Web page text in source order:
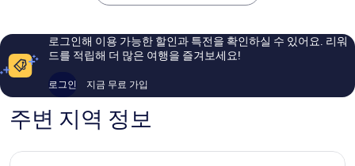
이
후
기
요,
이
로그인해 이용 가능한 할인과 특전을 확인하실 수 있어요. 리워
드를 적립해 더 많은 여행을 즐겨보세요!
로그인 지금 무료 가입
주변 지역 정보